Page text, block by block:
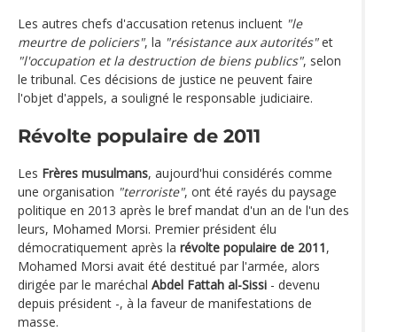
Les autres chefs d'accusation retenus incluent "le
meurtre de policiers", la "résistance aux autorités"et
"l'occupation et la destruction de biens publics", selon
le tribunal. Ces décisions de justice ne peuvent faire
l'objet d'appels, a souligné le responsable judiciaire.
Révolte populaire de 2011
Les Frères musulmans, aujourd'hui considérés comme
une organisation "terroriste", ont été rayés du paysage
politique en 2013 après le bref mandat d'un an de l'un des
leurs, Mohamed Morsi. Premier président élu
démocratiquement après la révolte populaire de 2011,
Mohamed Morsi avait été destitué par l'armée, alors
dirigée par le maréchal Abdel Fattah al-Sissi - devenu
depuis président -, à la faveur de manifestations de
masse.